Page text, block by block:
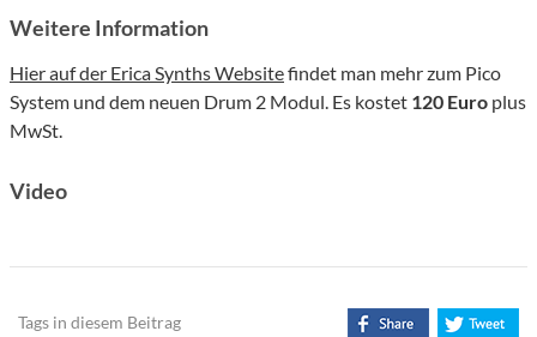
Weitere Information
Hier auf der Erica Synths Websitefindet man mehr zum Pico
System und dem neuen Drum 2 Modul. Es kostet 120 Euro plus
MwSt.
Video
Tags in diesem Beitrag